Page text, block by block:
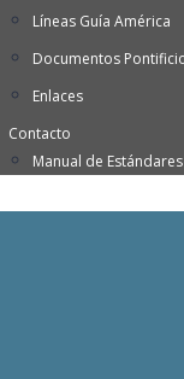
Líneas Guía América
Documentos
Enlaces
Contacto
Manual de